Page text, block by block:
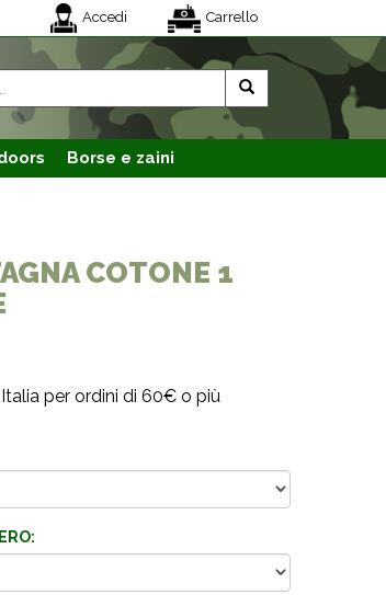
Accedi Carrello
Borse e zaini
COTONE 1
per ordini di 60€ o più